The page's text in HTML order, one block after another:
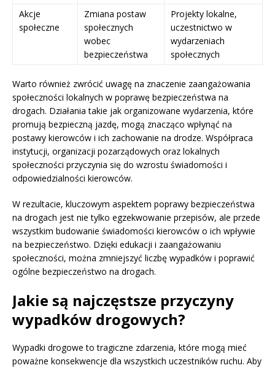
Akcje
społeczne
Zmiana postaw
społecznych
wobec
bezpieczeństwa
Projekty lokalne,
uczestnictwo w
wydarzeniach
społecznych
Warto również zwrócić uwagę na znaczenie zaangażowania
społeczności lokalnych w poprawę bezpieczeństwa na
drogach. Działania takie jak organizowane wydarzenia, które
promują bezpieczną jazdę, mogą znacząco wpłynąć na
postawy kierowców i ich zachowanie na drodze. Współpraca
instytucji, organizacji pozarządowych oraz lokalnych
społeczności przyczynia się do wzrostu świadomości i
odpowiedzialności kierowców.
W rezultacie, kluczowym aspektem poprawy bezpieczeństwa
na drogach jest nie tylko egzekwowanie przepisów, ale przede
wszystkim budowanie świadomości kierowców o ich wpływie
na bezpieczeństwo. Dzięki edukacji i zaangażowaniu
społeczności, można zmniejszyć liczbę wypadków i poprawić
ogólne bezpieczeństwo na drogach.
Jakie są najczęstsze przyczyny
wypadków drogowych?
Wypadki drogowe to tragiczne zdarzenia, które mogą mieć
poważne konsekwencje dla wszystkich uczestników ruchu. Aby